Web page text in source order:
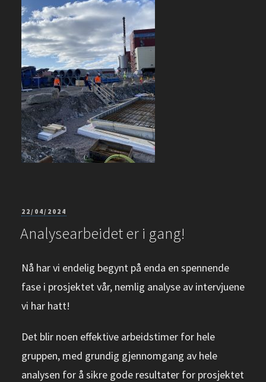
PUBLISERT
22/04/2024
Analysearbeidet er i gang!
Nå har vi endelig begynt på enda en spennende
fase i prosjektet vår, nemlig analyse av intervjuene
vi har hatt!
Det blir noen effektive arbeidstimer for hele
gruppen, med grundig gjennomgang av hele
analysen for å sikre gode resultater for prosjektet